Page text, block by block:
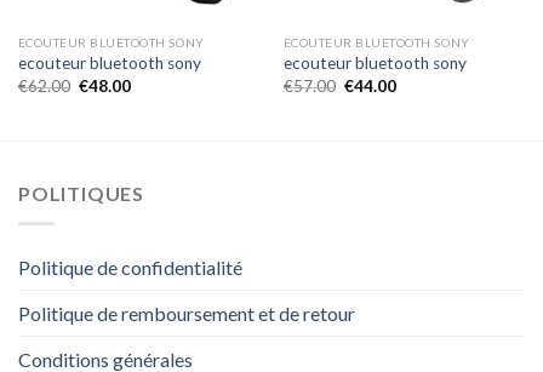
ECOUTEUR BLUETOOTH SONY
ecouteur bluetooth sony
€62.00 €48.00
ECOUTEUR BLUETOOTH SONY
ecouteur bluetooth sony
€57.00 €44.00
POLITIQUES
Politique de confidentialité
Politique de remboursement et de retour
Conditions générales